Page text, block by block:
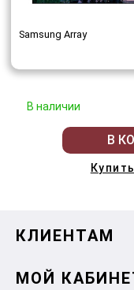
Samsung Array
В наличии
В
КЛИЕНТАМ
МОЙ